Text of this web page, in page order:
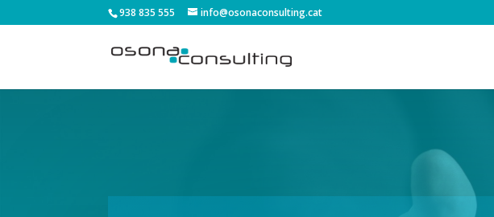
938 835 555 info@osonaconsulting.cat